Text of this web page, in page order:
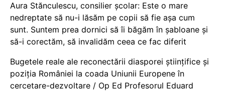
Aura Stănculescu, consilier școlar: Este o mare
nedreptate să nu-i lăsăm pe copii să fie așa cum
sunt. Suntem prea dornici să îi băgăm în șabloane și
să-i corectăm, să invalidăm ceea ce fac diferit
Bugetele reale ale reconectării diasporei științifice și
poziția României la coada Uniunii Europene în
cercetare-dezvoltare / Op Ed Profesorul Eduard